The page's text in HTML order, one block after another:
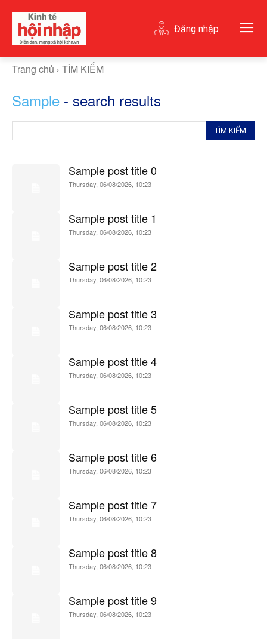
Đăng nhập
Trang chủ TÌM KIẾM
Sample - search results
TÌM KIẾM
Sample post title 0
Thursday, 06/08/2026, 10:23
Sample post title 1
Thursday, 06/08/2026, 10:23
Sample post title 2
Thursday, 06/08/2026, 10:23
Sample post title 3
Thursday, 06/08/2026, 10:23
Sample post title 4
Thursday, 06/08/2026, 10:23
Sample post title 5
Thursday, 06/08/2026, 10:23
Sample post title 6
Thursday, 06/08/2026, 10:23
Sample post title 7
Thursday, 06/08/2026, 10:23
Sample post title 8
Thursday, 06/08/2026, 10:23
Sample post title 9
Thursday, 06/08/2026, 10:23